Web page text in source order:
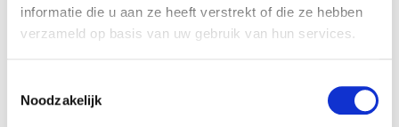
informatie die u aan ze heeft verstrekt of die ze hebben
verzameld op basis van uw gebruik van hun services.
Noodzakelijk
MAMA ALYSIA: IK KREEG
HERHAALDE MISKRAMEN, IK